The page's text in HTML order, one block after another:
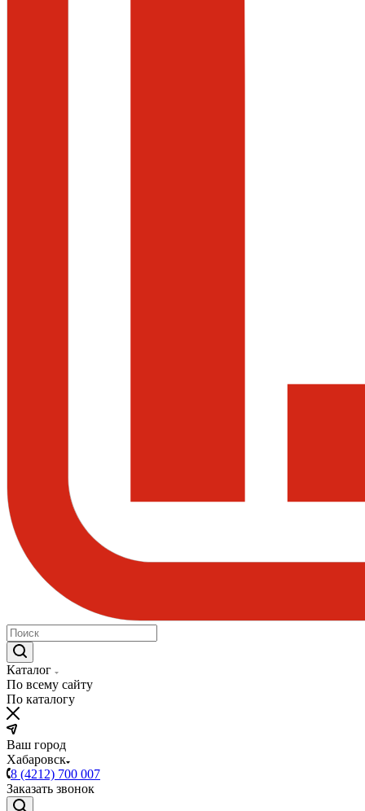
Каталог
По всему сайту
По каталогу
Ваш город
Хабаровск
8 (4212) 700 007
Заказать звонок